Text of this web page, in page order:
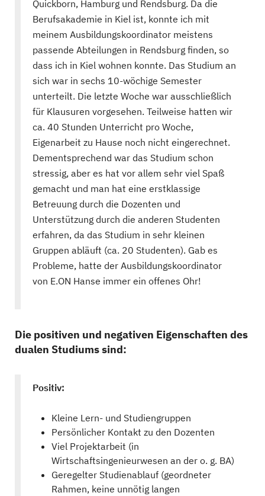
Quickborn, Hamburg und Rendsburg. Da die
Berufsakademie in Kiel ist, konnte ich mit
meinem Ausbildungskoordinator meistens
passende Abteilungen in Rendsburg finden, so
dass ich in Kiel wohnen konnte. Das Studium an
sich war in sechs 10-wöchige Semester
unterteilt. Die letzte Woche war ausschließlich
für Klausuren vorgesehen. Teilweise hatten wir
ca. 40 Stunden Unterricht pro Woche,
Eigenarbeit zu Hause noch nicht eingerechnet.
Dementsprechend war das Studium schon
stressig, aber es hat vor allem sehr viel Spaß
gemacht und man hat eine erstklassige
Betreuung durch die Dozenten und
Unterstützung durch die anderen Studenten
erfahren, da das Studium in sehr kleinen
Gruppen abläuft (ca. 20 Studenten). Gab es
Probleme, hatte der Ausbildungskoordinator
von E.ON Hanse immer ein offenes Ohr!
Die positiven und negativen Eigenschaften des
dualen Studiums sind:
Positiv:
Kleine Lern- und Studiengruppen
Persönlicher Kontakt zu den Dozenten
Viel Projektarbeit (in
Wirtschaftsingenieurwesen an der o. g. BA)
Geregelter Studienablauf (geordneter
Rahmen, keine unnötig langen